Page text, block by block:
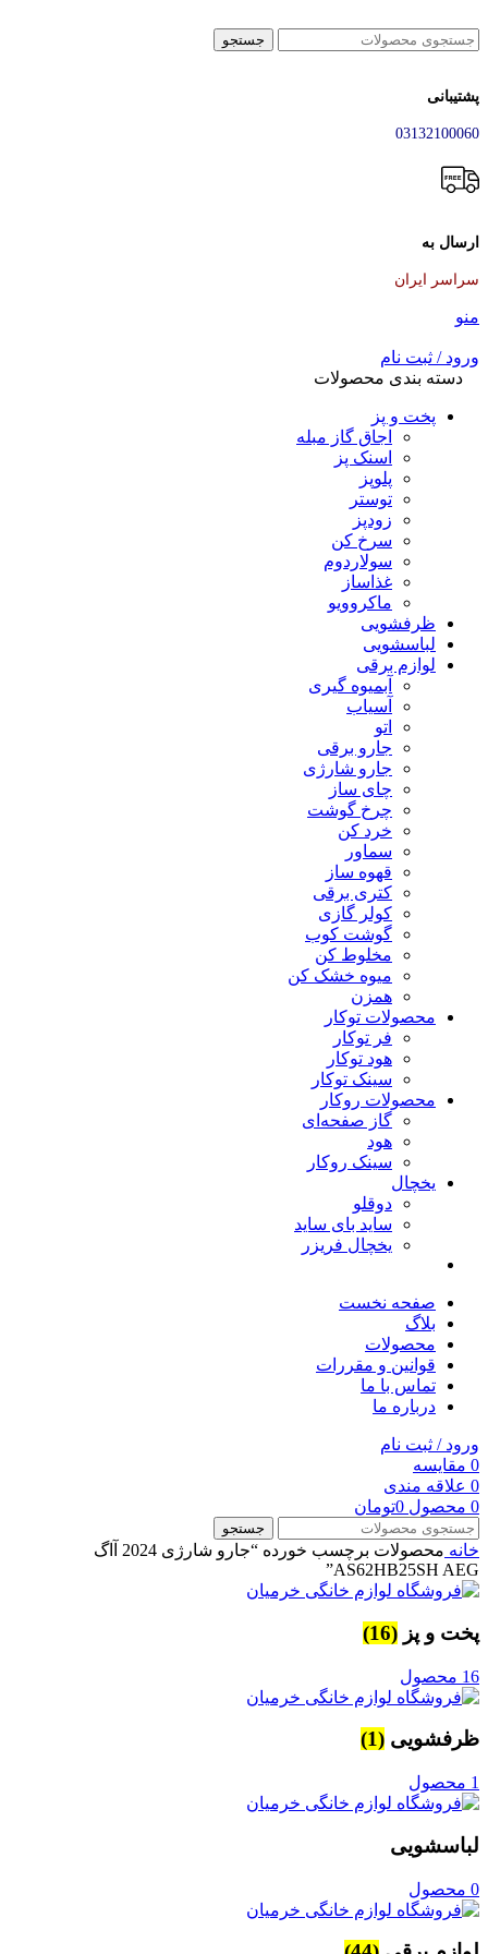
جستجو
پشتیبانی
03132100060
ارسال به
سراسر ایران
منو
ورود / ثبت نام
دسته بندی محصولات
پخت و پز
اجاق گاز مبله
اسنک پز
پلوپز
توستر
زودپز
سرخ کن
سولاردوم
غذاساز
ماکروویو
ظرفشویی
لباسشویی
لوازم برقی
آبمیوه گیری
آسیاب
اتو
جارو برقی
جارو شارژی
چای ساز
چرخ گوشت
خرد کن
سماور
قهوه ساز
کتری برقی
کولر گازی
گوشت کوب
مخلوط کن
میوه خشک کن
همزن
محصولات توکار
فر توکار
هود توکار
سینک توکار
محصولات روکار
گاز صفحه‌ای
هود
سینک روکار
یخچال
دوقلو
ساید بای ساید
یخچال فریزر
صفحه نخست
بلاگ
محصولات
قوانین و مقررات
تماس با ما
درباره ما
ورود / ثبت نام
0 مقایسه
0 علاقه مندی
0 محصول 0تومان
جستجو
خانه
محصولات برچسب خورده “جارو شارژی 2024 آاگ
AS62HB25SH AEG”
پخت و پز (16)
16 محصول
ظرفشویی (1)
1 محصول
لباسشویی
0 محصول